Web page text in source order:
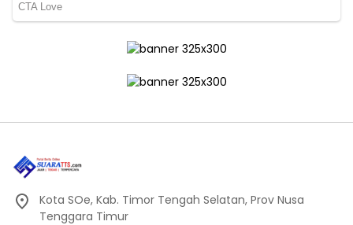
Kota SOe, Kab. Timor Tengah Selatan, Prov Nusa
Tenggara Timur